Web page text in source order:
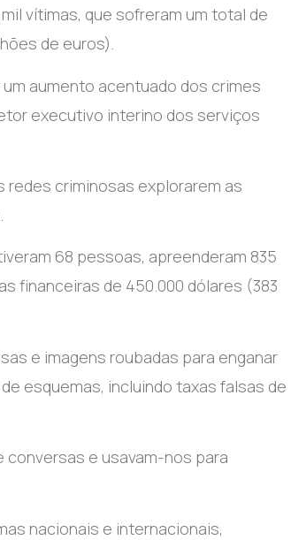
vítimas, que sofreram um total de
de euros).
aumento acentuado dos crimes
executivo interino dos serviços
redes criminosas explorarem as
68 pessoas, apreenderam 835
financeiras de 450.000 dólares (383
e imagens roubadas para enganar
esquemas, incluindo taxas falsas de
conversas e usavam-nos para
nacionais e internacionais,